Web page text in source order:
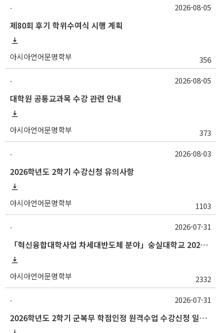
-
제80회 후기 학위수여식 시행 계획
아시아언어문명학부 356
2026-08-05
-
대학원 공통교과목 수강 관련 안내
아시아언어문명학부 373
2026-08-05
-
2026학년도 2학기 수강신청 유의사항
아시아언어문명학부 1103
2026-08-03
-
「혁신융합대학사업 차세대반도체 분야」숭실대학교 2026학년도 2학기 교류 수학 안내
아시아언어문명학부 2332
2026-07-31
-
2026학년도 2학기 군복무 학점인정 원격수업 수강신청 일정 등 안내
2026-07-31